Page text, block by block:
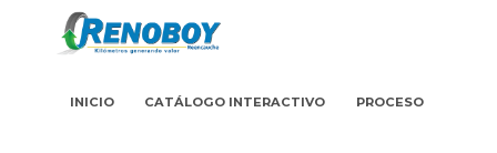
INICIO CATÁLOGO INTERACTIVO PROCESO